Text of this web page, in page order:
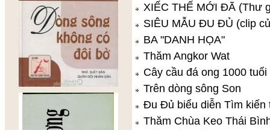
XIẾC THẾ MỚI ĐÃ (Thư
SIÊU MẪU ĐU ĐỦ (clip
BA "DANH HỌA"
Thăm Angkor Wat
Cây cầu đá ong 1000 tuổi
Trên dòng sông Son
Đu Đủ biểu diễn Tìm kiến
Thăm Chùa Keo Thái